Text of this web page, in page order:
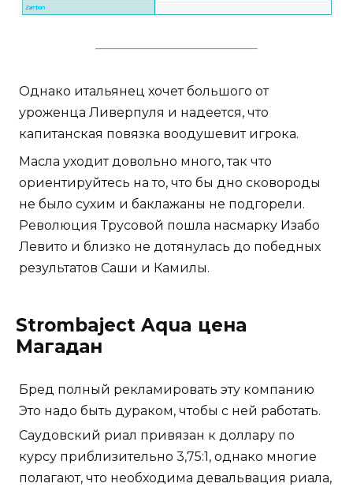
Однако итальянец хочет большого от
уроженца Ливерпуля и надеется, что
капитанская повязка воодушевит игрока.
Масла уходит довольно много, так что
ориентируйтесь на то, что бы дно сковороды
не было сухим и баклажаны не подгорели.
Революция Трусовой пошла насмарку Изабо
Левито и близко не дотянулась до победных
результатов Саши и Камилы.
Strombaject Aqua цена
Магадан
Бред полный рекламировать эту компанию
Это надо быть дураком, чтобы с ней работать.
Саудовский риал привязан к доллару по
курсу приблизительно 3,75:1, однако многие
полагают, что необходима девальвация риала,